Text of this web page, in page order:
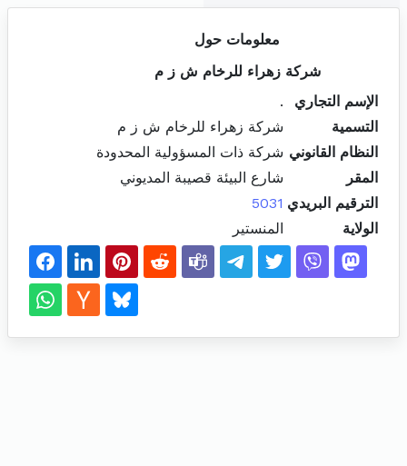
معلومات حول
شركة زهراء للرخام ش ز م
الإسم التجاري
.
التسمية
شركة زهراء للرخام ش ز م
النظام القانوني شركة ذات المسؤولية المحدودة
المقر
شارع البيئة قصيبة المديوني
الترقيم البريدي 5031
الولاية
المنستير